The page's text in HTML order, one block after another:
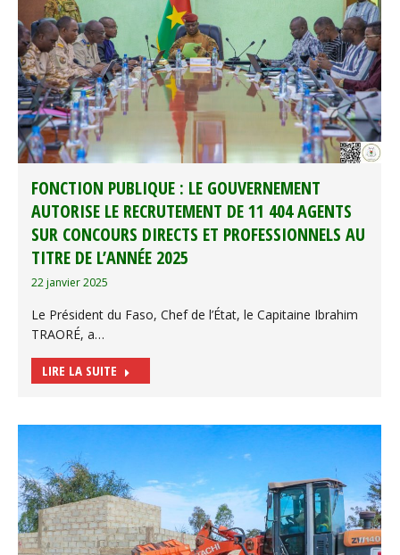
FONCTION PUBLIQUE : LE GOUVERNEMENT
AUTORISE LE RECRUTEMENT DE 11 404 AGENTS
SUR CONCOURS DIRECTS ET PROFESSIONNELS AU
TITRE DE L’ANNÉE 2025
22 janvier 2025
Le Président du Faso, Chef de l’État, le Capitaine Ibrahim
TRAORÉ, a…
LIRE LA SUITE